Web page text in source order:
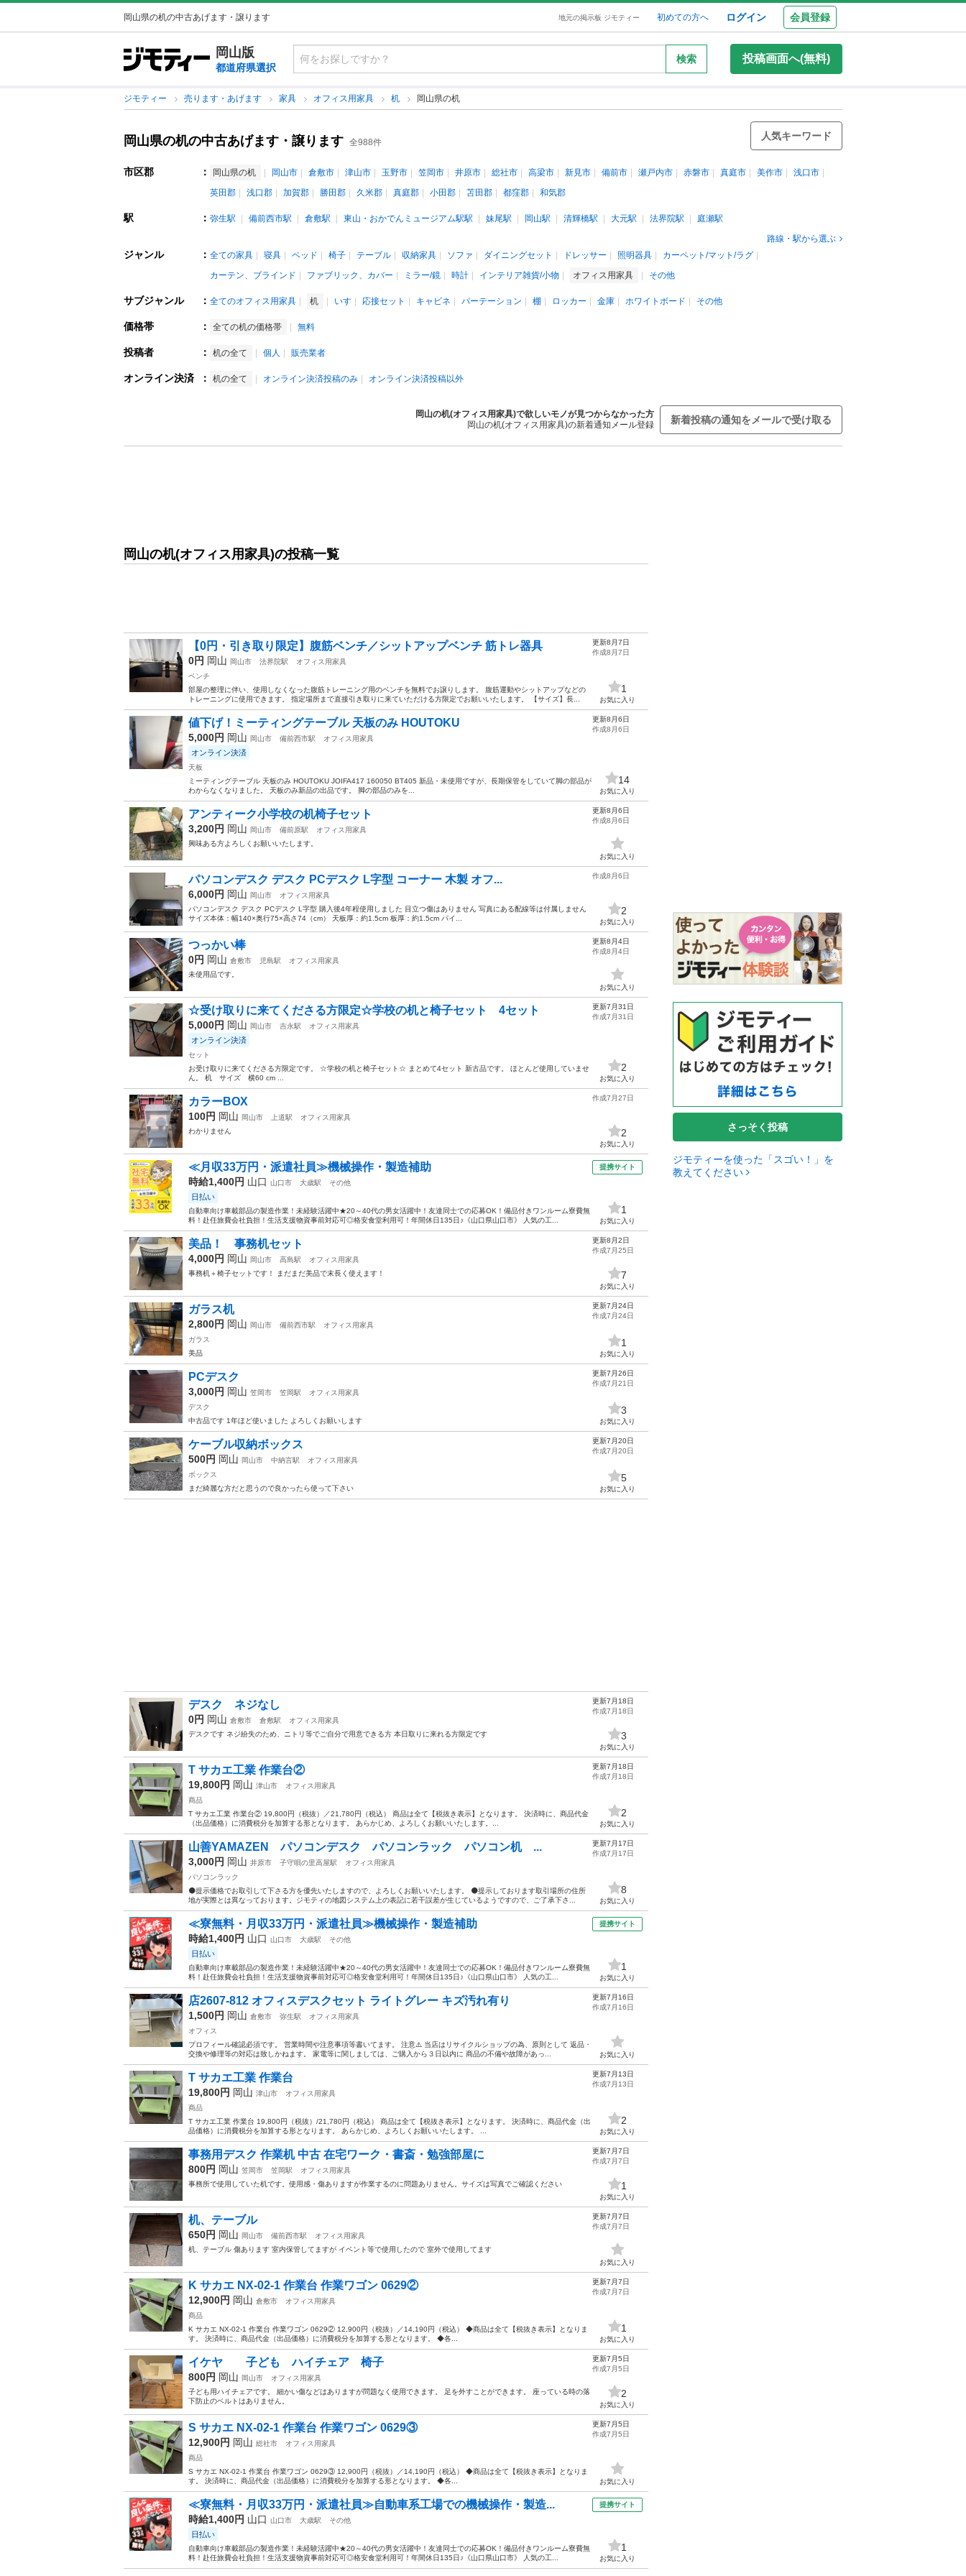
岡山県の机の中古あげます・譲ります 地元の掲示板 ジモティー 初めての方へ ログイン 会員登録
岡山版
都道府県選択
検索 投稿画面へ(無料)
ジモティー 売ります・あげます 家具 オフィス用家具 机 岡山県の机
岡山県の机の中古あげます・譲ります 全988件
人気キーワード
市区郡 ： 岡山県の机 岡山市 倉敷市 津山市 玉野市 笠岡市 井原市 総社市 高梁市 新見市 備前市 瀬戸内市 赤磐市 真庭市 美作市
浅口市
英田郡
浅口郡 加賀郡 勝田郡 久米郡 真庭郡 小田郡 苫田郡 都窪郡 和気郡
駅 ： 弥生駅 備前西市駅 倉敷駅 東山・おかでんミュージアム駅駅 妹尾駅 岡山駅 清輝橋駅 大元駅 法界院駅
庭瀬駅
路線・駅から選ぶ
ジャンル ： 全ての家具 寝具 ベッド 椅子 テーブル 収納家具 ソファ ダイニングセット ドレッサー 照明器具
カーペット/マット/ラグ
カーテン、ブラインド
ファブリック、カバー ミラー/鏡 時計 インテリア雑貨/小物 オフィス用家具 その他
サブジャンル ： 全てのオフィス用家具 机 いす 応接セット キャビネ パーテーション 棚 ロッカー 金庫 ホワイトボード その他
価格帯 ： 全ての机の価格帯 無料
投稿者 ： 机の全て 個人 販売業者
オンライン決済 ： 机の全て オンライン決済投稿のみ オンライン決済投稿以外
岡山の机(オフィス用家具)で欲しいモノが見つからなかった方
岡山の机(オフィス用家具)の新着通知メール登録
新着投稿の通知をメールで受け取る
岡山の机(オフィス用家具)の投稿一覧
【0円・引き取り限定】腹筋ベンチ／シットアップベンチ 筋トレ器具
0円 岡山 岡山市 法界院駅
オフィス用家具
ベンチ
部屋の整理に伴い、使用しなくなった腹筋トレーニング用のベンチを無料でお譲りします。 腹筋運動やシットアップなどの
トレーニングに使用できます。 指定場所まで直接引き取りに来ていただける方限定でお願いいたします。 【サイズ】長...
更新8月7日
作成8月7日
1
お気に入り
値下げ！ミーティングテーブル 天板のみ HOUTOKU
5,000円 岡山 岡山市 備前西市駅 オフィス用家具
オンライン決済
天板
ミーティングテーブル 天板のみ HOUTOKU JOIFA417 160050 BT405 新品・未使用ですが、長期保管をしていて脚の部品が
わからなくなりました。 天板のみ新品の出品です。 脚の部品のみを...
更新8月6日
作成8月6日
14
お気に入り
アンティーク小学校の机椅子セット
3,200円 岡山 岡山市 備前原駅
オフィス用家具
興味ある方よろしくお願いいたします。
更新8月6日
作成8月6日
お気に入り
パソコンデスク デスク PCデスク L字型 コーナー 木製 オフ...
6,000円 岡山 岡山市
オフィス用家具
パソコンデスク デスク PCデスク L字型 購入後4年程使用しました 目立つ傷はありません 写真にある配線等は付属しません
サイズ本体：幅140×奥行75×高さ74（cm） 天板厚：約1.5cm 板厚：約1.5cm パイ...
作成8月6日
2
お気に入り
つっかい棒
0円 岡山 倉敷市 児島駅
オフィス用家具
未使用品です。
更新8月4日
作成8月4日
お気に入り
☆受け取りに来てくださる方限定☆学校の机と椅子セット 4セット
5,000円 岡山 岡山市 吉永駅 オフィス用家具
オンライン決済
セット
お受け取りに来てくださる方限定です。 ☆学校の机と椅子セット☆ まとめて4セット 新古品です。 ほとんど使用していませ
ん。 机 サイズ 横60 cm ...
更新7月31日
作成7月31日
2
お気に入り
カラーBOX
100円 岡山 岡山市 上道駅
オフィス用家具
わかりません
作成7月27日
2
お気に入り
≪月収33万円・派遣社員≫機械操作・製造補助
時給1,400円 山口 山口市 大歳駅 その他
日払い
自動車向け車載部品の製造作業！未経験活躍中★20～40代の男女活躍中！友達同士での応募OK！備品付きワンルーム寮費無
料！赴任旅費会社負担！生活支援物資事前対応可◎格安食堂利用可！年間休日135日♪《山口県山口市》 人気の工...
提携サイト
1
お気に入り
美品！ 事務机セット
4,000円 岡山 岡山市 高島駅
オフィス用家具
事務机＋椅子セットです！ まだまだ美品で末長く使えます！
更新8月2日
作成7月25日
7
お気に入り
ガラス机
2,800円 岡山 岡山市 備前西市駅
オフィス用家具
ガラス
美品
更新7月24日
作成7月24日
1
お気に入り
PCデスク
3,000円 岡山 笠岡市 笠岡駅
オフィス用家具
デスク
中古品です 1年ほど使いました よろしくお願いします
更新7月26日
作成7月21日
3
お気に入り
ケーブル収納ボックス
500円 岡山 岡山市 中納言駅
オフィス用家具
ボックス
まだ綺麗な方だと思うので良かったら使って下さい
更新7月20日
作成7月20日
5
お気に入り
デスク ネジなし
0円 岡山 倉敷市 倉敷駅
オフィス用家具
デスクです ネジ紛失のため、ニトリ等でご自分で用意できる方 本日取りに来れる方限定です
更新7月18日
作成7月18日
3
お気に入り
T サカエ工業 作業台②
19,800円 岡山 津山市
オフィス用家具
商品
T サカエ工業 作業台② 19,800円（税抜）／21,780円（税込） 商品は全て【税抜き表示】となります。 決済時に、商品代金
（出品価格）に消費税分を加算する形となります。 あらかじめ、よろしくお願いいたします。...
更新7月18日
作成7月18日
2
お気に入り
山善YAMAZEN パソコンデスク パソコンラック パソコン机 ...
3,000円 岡山 井原市 子守唄の里高屋駅
オフィス用家具
パソコンラック
⚫️提示価格でお取引して下さる方を優先いたしますので、よろしくお願いいたします。 ⚫️提示しております取引場所の住所
地が実際とは異なっております。ジモティの地図システム上の表記に若干誤差が生じているようですので、ご了承下さ...
更新7月17日
作成7月17日
8
お気に入り
≪寮無料・月収33万円・派遣社員≫機械操作・製造補助
時給1,400円 山口 山口市 大歳駅 その他
日払い
自動車向け車載部品の製造作業！未経験活躍中★20～40代の男女活躍中！友達同士での応募OK！備品付きワンルーム寮費無
料！赴任旅費会社負担！生活支援物資事前対応可◎格安食堂利用可！年間休日135日♪《山口県山口市》 人気の工...
提携サイト
1
お気に入り
店2607-812 オフィスデスクセット ライトグレー キズ汚れ有り
1,500円 岡山 倉敷市 弥生駅
オフィス用家具
オフィス
プロフィール確認必須です。 営業時間や注意事項等書いてます。 注意⚠️ 当店はリサイクルショップの為、原則として 返品・
交換や修理等の対応は致しかねます。 家電等に関しましては、ご購入から３日以内に 商品の不備や故障があっ...
更新7月16日
作成7月16日
お気に入り
T サカエ工業 作業台
19,800円 岡山 津山市
オフィス用家具
商品
T サカエ工業 作業台 19,800円（税抜）/21,780円（税込） 商品は全て【税抜き表示】となります。 決済時に、商品代金（出
品価格）に消費税分を加算する形となります。 あらかじめ、よろしくお願いいたします。 ...
更新7月13日
作成7月13日
2
お気に入り
事務用デスク 作業机 中古 在宅ワーク・書斎・勉強部屋に
800円 岡山 笠岡市 笠岡駅
オフィス用家具
事務所で使用していた机です。使用感・傷ありますが作業するのに問題ありません。サイズは写真でご確認ください
更新7月7日
作成7月7日
1
お気に入り
机、テーブル
650円 岡山 岡山市 備前西市駅
オフィス用家具
机、テーブル 傷あります 室内保管してますが イベント等で使用したので 室外で使用してます
更新7月7日
作成7月7日
お気に入り
K サカエ NX-02-1 作業台 作業ワゴン 0629②
12,900円 岡山 倉敷市
オフィス用家具
商品
K サカエ NX-02-1 作業台 作業ワゴン 0629② 12,900円（税抜）／14,190円（税込） ◆商品は全て【税抜き表示】となりま
す。 決済時に、商品代金（出品価格）に消費税分を加算する形となります。 ◆各...
更新7月7日
作成7月7日
1
お気に入り
イケヤ 子ども ハイチェア 椅子
800円 岡山 岡山市
オフィス用家具
子ども用ハイチェアです。 細かい傷などはありますが問題なく使用できます。 足を外すことができます。 座っている時の落
下防止のベルトはありません。
更新7月5日
作成7月5日
2
お気に入り
S サカエ NX-02-1 作業台 作業ワゴン 0629③
12,900円 岡山 総社市
オフィス用家具
商品
S サカエ NX-02-1 作業台 作業ワゴン 0629③ 12,900円（税抜）／14,190円（税込） ◆商品は全て【税抜き表示】となりま
す。 決済時に、商品代金（出品価格）に消費税分を加算する形となります。 ◆各...
更新7月5日
作成7月5日
お気に入り
≪寮無料・月収33万円・派遣社員≫自動車系工場での機械操作・製造...
時給1,400円 山口 山口市 大歳駅 その他
日払い
自動車向け車載部品の製造作業！未経験活躍中★20～40代の男女活躍中！友達同士での応募OK！備品付きワンルーム寮費無
料！赴任旅費会社負担！生活支援物資事前対応可◎格安食堂利用可！年間休日135日♪《山口県山口市》 人気の工...
提携サイト
1
お気に入り
さっそく投稿
ジモティーを使った「スゴい！」を
教えてください